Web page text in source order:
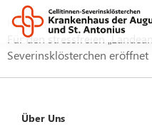
Home Über uns
Für den stressfreien
Severinsklösterchen eröffnet
Über Uns